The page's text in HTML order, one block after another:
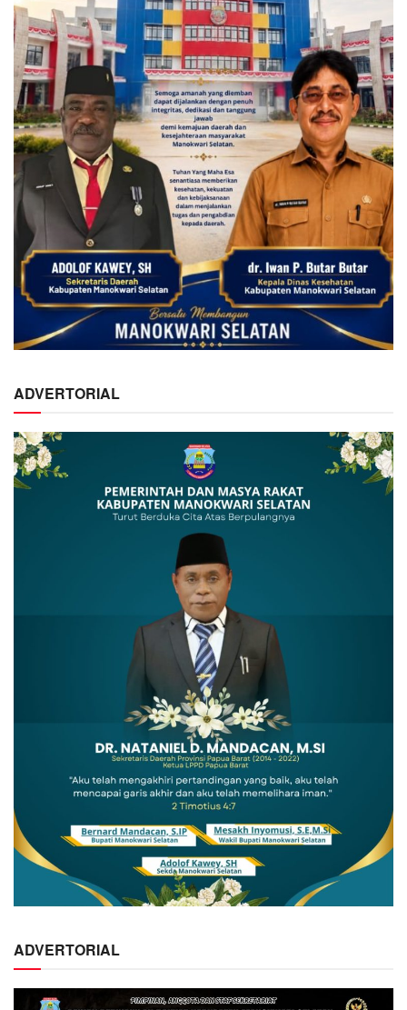
ADVERTORIAL
ADVERTORIAL